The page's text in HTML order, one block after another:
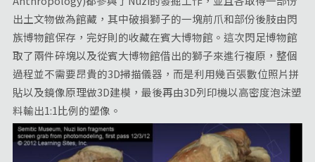
出土文物做為館藏，其中破損獅子的一塊前爪和部份後肢由閃
族博物館保存，完好則的收藏在賓大博物館。這次閃足博物館
取了兩件碎塊以及從賓大博物館借出的獅子來進行複原，整個
過程並不需要昂貴的3D掃描儀器，而是利用幾百張數位照片拼
貼以及鏡像原理做3D建模，最後再由3D列印機以高密度泡沫塑
料輸出1:1比例的塑像。